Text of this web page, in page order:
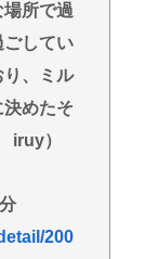
所で過
ごしてい
り、ミル
決めたそ
iruy）
200